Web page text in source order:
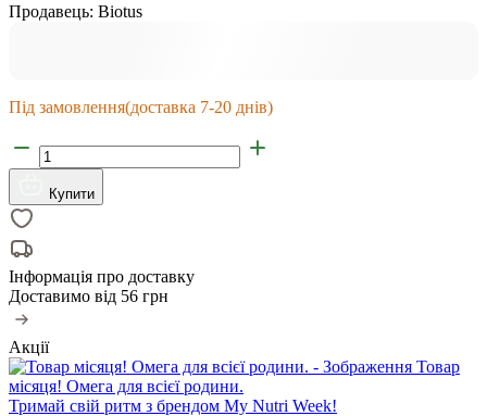
Продавець: Biotus
Під замовлення(доставка 7-20 днів)
Купити
Інформація про доставку
Доставимо від 56 грн
Акції
Товар
місяця! Омега для всієї родини.
Тримай свій ритм з брендом My Nutri Week!